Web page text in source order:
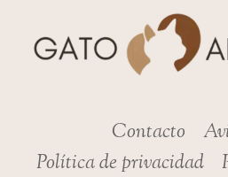
Contacto
Política de privacidad